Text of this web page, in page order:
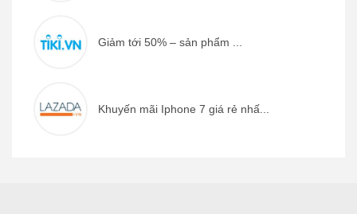
Giảm tới 50% – sản phẩm ...
Khuyến mãi Iphone 7 giá rẻ nhấ...